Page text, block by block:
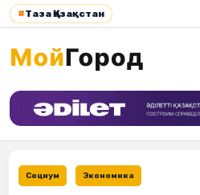
#Таза Қазақстан
Социум Экономика